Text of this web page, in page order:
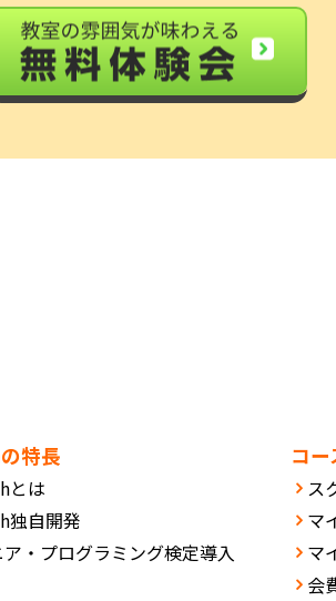
特長
とは
独自開発
ア・プログラミング検定導入
コ
ス
マ
マ
会